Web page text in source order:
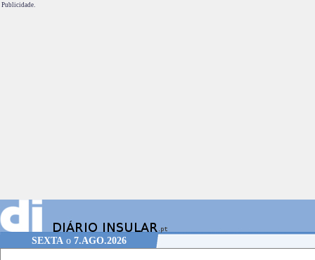
Publicidade.
SEXTA o 7.AGO.2026